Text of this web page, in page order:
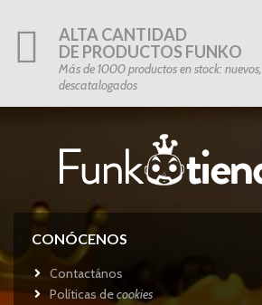
ALTA CANTIDAD
DE PRODUCTOS FUNKO
Más de 1000 productos en stock:
descatalogados
CONÓCENOS
Contactános
Políticas decookies